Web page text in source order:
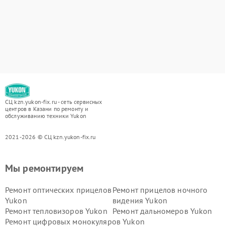
СЦ kzn.yukon-fix.ru - сеть сервисных
центров в Казани по ремонту и
обслуживанию техники Yukon
2021-2026 © СЦ kzn.yukon-fix.ru
Мы ремонтируем
Ремонт оптических прицелов
Yukon
Ремонт прицелов ночного
видения Yukon
Ремонт тепловизоров Yukon Ремонт дальномеров Yukon
Ремонт цифровых монокуляров Yukon